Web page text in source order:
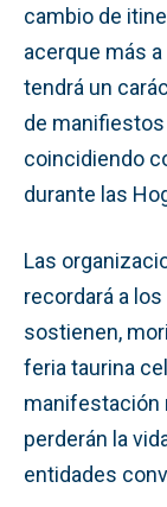
cambio de
acerque más a
tendrá un
de manifiestos
coincidiendo
durante las
Las
recordará a los
sostienen,
feria taurina
manifestación
perderán la
entidades